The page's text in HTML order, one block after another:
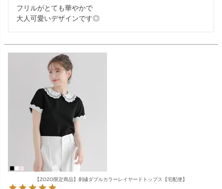
フリルがとても華やかで
大人可愛いデザインです◎
【ZOZO限定商品】刺繍ダブルカラーレイヤードトップス【宅配便】